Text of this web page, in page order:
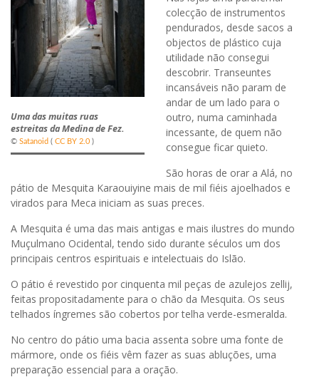
Uma das muitas ruas
estreitas da Medina de Fez.
© Satanoid ( CC BY 2.0 )
colecção de instrumentos
pendurados, desde sacos a
objectos de plástico cuja
utilidade não consegui
descobrir. Transeuntes
incansáveis não param de
andar de um lado para o
outro, numa caminhada
incessante, de quem não
consegue ficar quieto.
São horas de orar a Alá, no
pátio de Mesquita Karaouiyine mais de mil fiéis ajoelhados e
virados para Meca iniciam as suas preces.
A Mesquita é uma das mais antigas e mais ilustres do mundo
Muçulmano Ocidental, tendo sido durante séculos um dos
principais centros espirituais e intelectuais do Islão.
O pátio é revestido por cinquenta mil peças de azulejos zellij,
feitas propositadamente para o chão da Mesquita. Os seus
telhados íngremes são cobertos por telha verde-esmeralda.
No centro do pátio uma bacia assenta sobre uma fonte de
mármore, onde os fiéis vêm fazer as suas abluções, uma
preparação essencial para a oração.